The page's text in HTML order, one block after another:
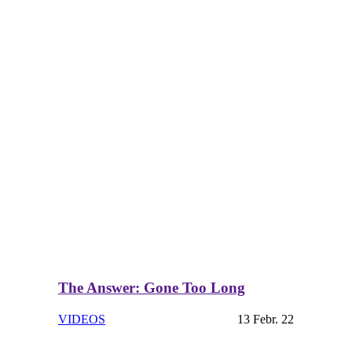
The Answer: Gone Too Long
VIDEOS 13 Febr. 22